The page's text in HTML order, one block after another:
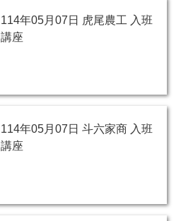
114年05月07日 虎尾農工 入班
講座
114年05月07日 斗六家商 入班
講座